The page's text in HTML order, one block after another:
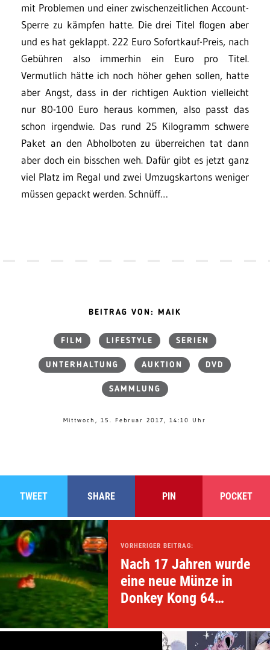
mit Problemen und einer zwischenzeitlichen Account-
Sperre zu kämpfen hatte. Die drei Titel flogen aber
und es hat geklappt. 222 Euro Sofortkauf-Preis, nach
Gebühren also immerhin ein Euro pro Titel.
Vermutlich hätte ich noch höher gehen sollen, hatte
aber Angst, dass in der richtigen Auktion vielleicht
nur 80-100 Euro heraus kommen, also passt das
schon irgendwie. Das rund 25 Kilogramm schwere
Paket an den Abholboten zu überreichen tat dann
aber doch ein bisschen weh. Dafür gibt es jetzt ganz
viel Platz im Regal und zwei Umzugskartons weniger
müssen gepackt werden. Schnüff…
BEITRAG VON: MAIK
FILM LIFESTYLE SERIEN
UNTERHALTUNG AUKTION DVD
SAMMLUNG
Mittwoch, 15. Februar 2017, 14:10 Uhr
TWEET SHARE PIN POCKET
VORHERIGER BEITRAG:
Nach 17 Jahren wurde
eine neue Münze in
Donkey Kong 64